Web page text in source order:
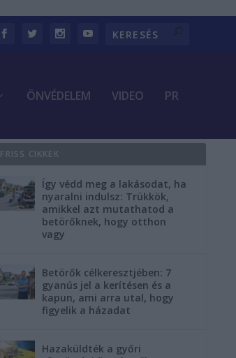
ÖNVÉDELEM VIDEO PR
FRISS CIKKEK
Így védd meg a lakásodat, ha
nyaralni indulsz: Trükkök,
amikkel azt mutathatod a
betörőknek, hogy otthon
vagy
Betörők célkeresztjében: 7
gyanús jel a kerítésen és a
kapun, ami arra utal, hogy
figyelik a házadat
Hazaküldték a győri